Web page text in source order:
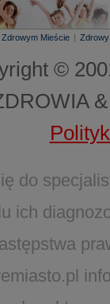
Mieście |
©
do
ich